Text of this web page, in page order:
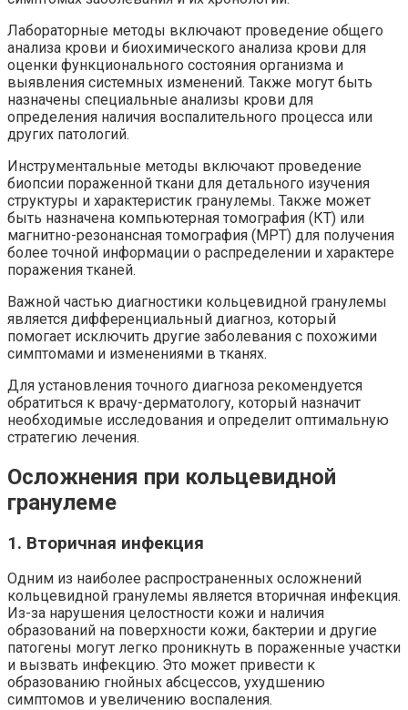
Лабораторные методы включают проведение общего
анализа крови и биохимического анализа крови для
оценки функционального состояния организма и
выявления системных изменений. Также могут быть
назначены специальные анализы крови для
определения наличия воспалительного процесса или
других патологий.
Инструментальные методы включают проведение
биопсии пораженной ткани для детального изучения
структуры и характеристик гранулемы. Также может
быть назначена компьютерная томография (КТ) или
магнитно-резонансная томография (МРТ) для получения
более точной информации о распределении и характере
поражения тканей.
Важной частью диагностики кольцевидной гранулемы
является дифференциальный диагноз, который
помогает исключить другие заболевания с похожими
симптомами и изменениями в тканях.
Для установления точного диагноза рекомендуется
обратиться к врачу-дерматологу, который назначит
необходимые исследования и определит оптимальную
стратегию лечения.
Осложнения при кольцевидной
гранулеме
1. Вторичная инфекция
Одним из наиболее распространенных осложнений
кольцевидной гранулемы является вторичная инфекция.
Из-за нарушения целостности кожи и наличия
образований на поверхности кожи, бактерии и другие
патогены могут легко проникнуть в пораженные участки
и вызвать инфекцию. Это может привести к
образованию гнойных абсцессов, ухудшению
симптомов и увеличению воспаления.